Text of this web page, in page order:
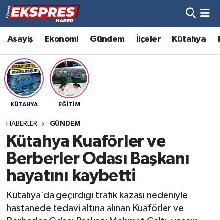
Asayiş Ekonomi Gündem İlçeler Kütahya
KÜTAHYA EĞITIM
HABERLER GÜNDEM
Kütahya Kuaförler ve
Berberler Odası Başkanı
hayatını kaybetti
Kütahya’da geçirdiği trafik kazası nedeniyle
hastanede tedavi altına alınan Kuaförler ve
Altıntaş
Asayiş
Aslanapa
Bölge
Çavdarhisar
Dumlupınar
Hava Durumu
Trafik Durumu
Süper Lig Puan Durumu ve Fikstür
Son Dakika Haberleri
Haber Arşivi